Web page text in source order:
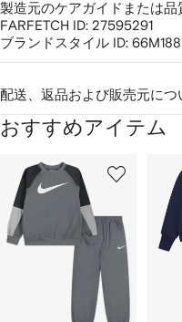
製造元のケアガイドまたは
FARFETCH ID: 27595291
ブランドスタイル ID:
配送、返品および販売元につ
おすすめアイテム